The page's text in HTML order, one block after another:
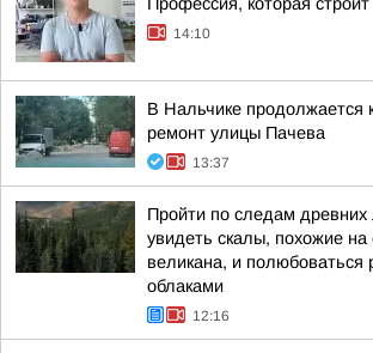
14:10
В Нальчике продолжается
ремонт улицы Пачева
13:37
Пройти по следам древних
увидеть скалы, похожие на
великана, и полюбоваться
облаками
12:16